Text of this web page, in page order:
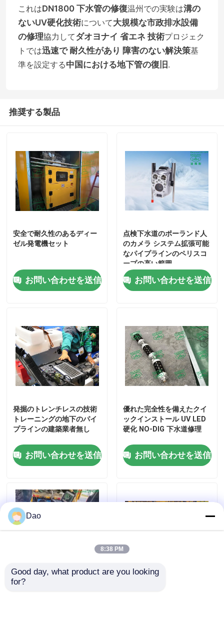
品質管理
私達に連絡しなさい
引用を要求しなさい
紫外線治されたCIPP
紫外線CIPPのライニング
CCTVの管のクローラー
下水道のポーランド人のカメラ
CIPPパッチ修理
トレンチレスの下水道修理
トレンチレスの技術トレーニング
管の包装業者
ウォーター ジェットのクリーニングのノズル
トレンチレスの器具レンタル
膨らませられるパイププラグ
排水ポンプ
これはDN1800 下水管の修復温州での実験は溝の
ないUV硬化技術について大規模な市政排水設備
の修理協力してダオヨナイ 省エネ 技術プロジェク
トでは迅速で 耐久性があり 障害のない解決策基
準を設定する中国における地下管の復旧.
推奨する製品
安全で耐久性のあるディー
ゼル発電機セット
お問い合わせを送信
点検下水道のポーランド人
のカメラ システム拡張可能
なパイプラインのペリスコ
ープの高い範囲
お問い合わせを送信
発掘のトレンチレスの技術
トレーニングの地下のパイ
プラインの建築業者無し
お問い合わせを送信
優れた完全性を備えたクイ
ックインストール UV LED
硬化 NO-DIG 下水道修理
お問い合わせを送信
プッシュロッドLED UV
Dao
8:38 PM
Good day, what product are you looking
for?